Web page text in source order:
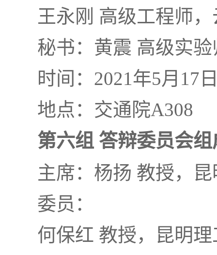
王永刚 高级工程师
秘书：黄震 高级实验
时间：2021年5月17
地点：交通院A308
第六组 答辩委员会组
主席：杨扬 教授，
委员：
何保红 教授，昆明